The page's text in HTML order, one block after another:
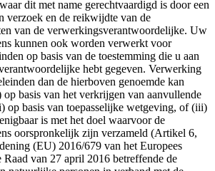
dit met name gerechtvaardigd is door een
verzoek en de reikwijdte van de
van de verwerkingsverantwoordelijke. Uw
kunnen ook worden verwerkt voor
op basis van de toestemming die u aan
hebt gegeven. Verwerking
dan de hierboven genoemde kan
op basis van het verkrijgen van aanvullende
op basis van toepasselijke wetgeving, of (iii)
is met het doel waarvoor de
oorspronkelijk zijn verzameld (Artikel 6,
(EU) 2016/679 van het Europees
Raad van 27 april 2016 betreffende de